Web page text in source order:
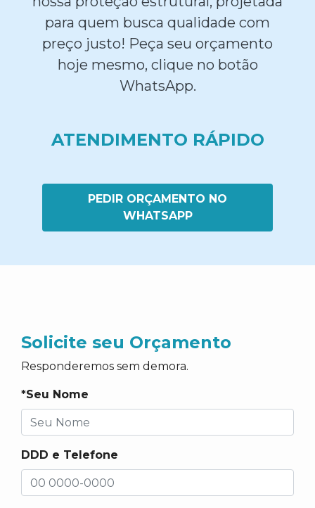
para quem busca qualidade com
preço justo! Peça seu orçamento
hoje mesmo, clique no botão
WhatsApp.
ATENDIMENTO RÁPIDO
PEDIR ORÇAMENTO NO
WHATSAPP
Solicite seu Orçamento
Responderemos sem demora.
*Seu Nome
DDD e Telefone